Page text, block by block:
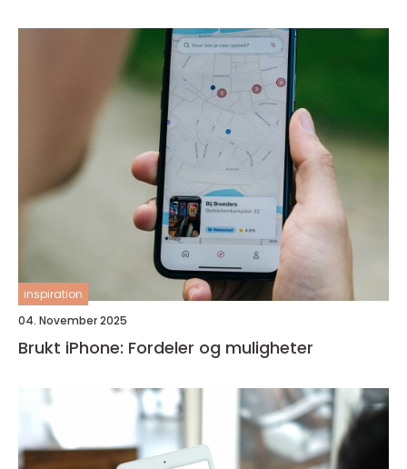
inspiration
04. November 2025
Brukt iPhone: Fordeler og muligheter